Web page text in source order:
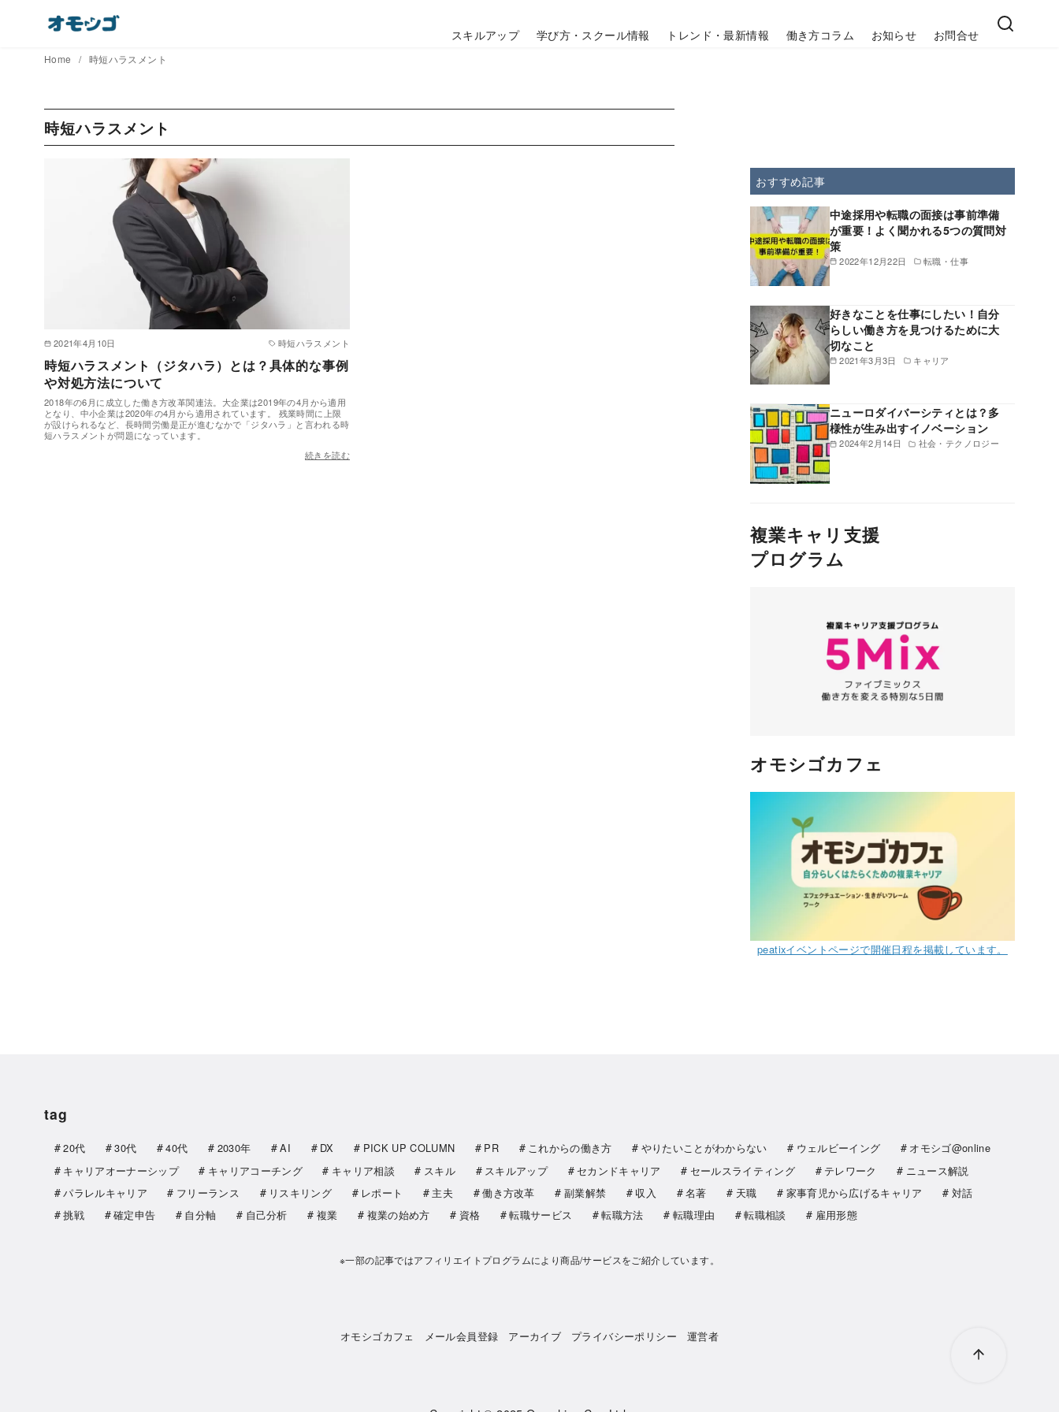
スキルアップ 学び方・スクール情報 トレンド・最新情報 働き方コラム お知らせ お問合せ
Home 時短ハラスメント
時短ハラスメント
2021年4月10日 時短ハラスメント
時短ハラスメント（ジタハラ）とは？具体的な事例
や対処方法について
2018年の6月に成立した働き方改革関連法。大企業は2019年の4月から適用
となり、中小企業は2020年の4月から適用されています。 残業時間に上限
が設けられるなど、長時間労働是正が進むなかで「ジタハラ」と言われる時
短ハラスメントが問題になっています。
続きを読む
おすすめ記事
2022年12月22日 転職・仕事
中途採用や転職の面接は事前準備
が重要！よく聞かれる5つの質問対
策
2021年3月3日 キャリア
好きなことを仕事にしたい！自分
らしい働き方を見つけるために大
切なこと
2024年2月14日 社会・テクノロジー
ニューロダイバーシティとは？多
様性が生み出すイノベーション
複業キャリ支援
プログラム
オモシゴカフェ
peatixイベントページで開催日程を掲載しています。
tag
20代 30代 40代 2030年 AI DX PICK UP COLUMN PR これからの働き方 やりたいことがわからない ウェルビーイング
オモシゴ@online
キャリアオーナーシップ
キャリアコーチング キャリア相談 スキル スキルアップ セカンドキャリア セールスライティング テレワーク
ニュース解説
パラレルキャリア
フリーランス リスキリング レポート 主夫 働き方改革 副業解禁 収入 名著 天職 家事育児から広げるキャリア
対話
挑戦
確定申告 自分軸 自己分析 複業 複業の始め方 資格 転職サービス 転職方法 転職理由 転職相談 雇用形態
※一部の記事ではアフィリエイトプログラムにより商品/サービスをご紹介しています。
オモシゴカフェ メール会員登録 アーカイブ プライバシーポリシー 運営者